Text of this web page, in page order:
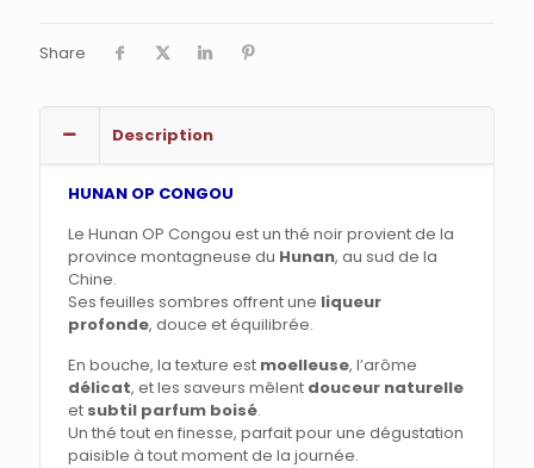
Share
Description
HUNAN OP CONGOU
Le Hunan OP Congou est un thé noir provient de la
province montagneuse du Hunan, au sud de la
Chine.
Ses feuilles sombres offrent une liqueur
profonde, douce et équilibrée.
En bouche, la texture est moelleuse, l’arôme
délicat, et les saveurs mêlent douceur naturelle
et subtil parfum boisé.
Un thé tout en finesse, parfait pour une dégustation
paisible à tout moment de la journée.